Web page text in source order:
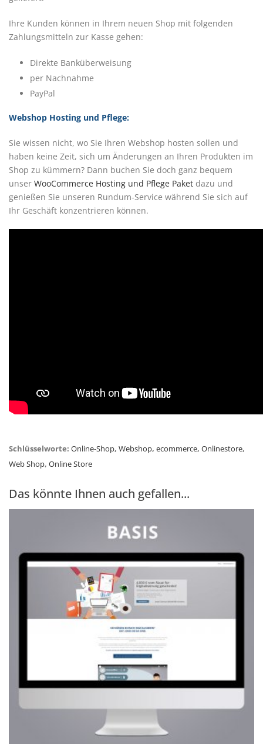
Ihre Kunden können in Ihrem neuen Shop mit folgenden
Zahlungsmitteln zur Kasse gehen:
Direkte Banküberweisung
per Nachnahme
PayPal
Webshop Hosting und Pflege:
Sie wissen nicht, wo Sie Ihren Webshop hosten sollen und
haben keine Zeit, sich um Änderungen an Ihren Produkten im
Shop zu kümmern? Dann buchen Sie doch ganz bequem
unser WooCommerce Hosting und Pflege Paket dazu und
genießen Sie unseren Rundum-Service während Sie sich auf
Ihr Geschäft konzentrieren können.
Schlüsselworte: Online-Shop, Webshop, ecommerce, Onlinestore,
Web Shop, Online Store
Das könnte Ihnen auch gefallen...